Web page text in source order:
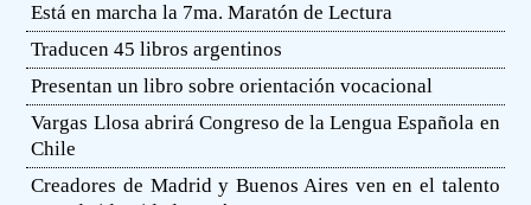
Está en marcha la 7ma. Maratón de Lectura
Traducen 45 libros argentinos
Presentan un libro sobre orientación vocacional
Vargas Llosa abrirá Congreso de la Lengua Española en
Chile
Creadores de Madrid y Buenos Aires ven en el talento